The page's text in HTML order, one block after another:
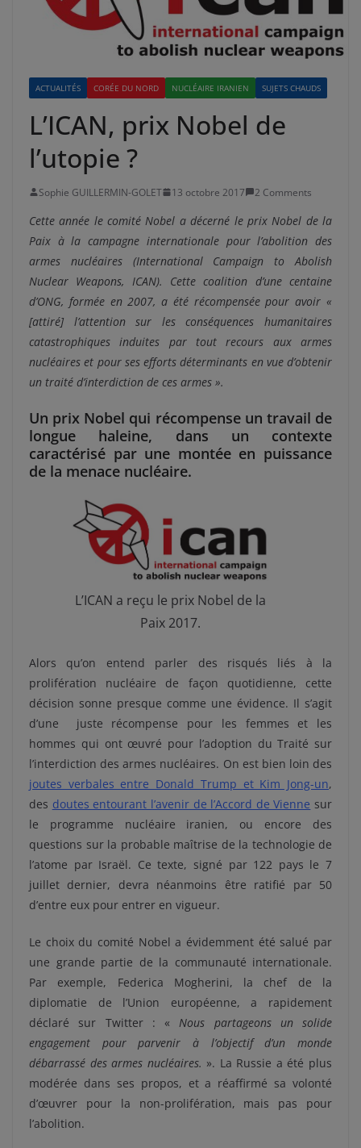
ACTUALITÉS CORÉE DU NORD NUCLÉAIRE IRANIEN SUJETS CHAUDS
L’ICAN, prix Nobel de
l’utopie ?
Sophie GUILLERMIN-GOLET 13 octobre 2017 2 Comments
Cette année le comité Nobel a décerné le prix Nobel de la
Paix à la campagne internationale pour l’abolition des
armes nucléaires (International Campaign to Abolish
Nuclear Weapons, ICAN). Cette coalition d’une centaine
d’ONG, formée en 2007, a été récompensée pour avoir «
[attiré] l’attention sur les conséquences humanitaires
catastrophiques induites par tout recours aux armes
nucléaires et pour ses efforts déterminants en vue d’obtenir
un traité d’interdiction de ces armes ».
Un prix Nobel qui récompense un travail de
longue haleine, dans un contexte
caractérisé par une montée en puissance
de la menace nucléaire.
L’ICAN a reçu le prix Nobel de la
Paix 2017.
Alors qu’on entend parler des risqués liés à la
prolifération nucléaire de façon quotidienne, cette
décision sonne presque comme une évidence. Il s’agit
d’une juste récompense pour les femmes et les
hommes qui ont œuvré pour l’adoption du Traité sur
l’interdiction des armes nucléaires. On est bien loin des
joutes verbales entre Donald Trump et Kim Jong-un,
des doutes entourant l’avenir de l’Accord de Vienne sur
le programme nucléaire iranien, ou encore des
questions sur la probable maîtrise de la technologie de
l’atome par Israël. Ce texte, signé par 122 pays le 7
juillet dernier, devra néanmoins être ratifié par 50
d’entre eux pour entrer en vigueur.
Le choix du comité Nobel a évidemment été salué par
une grande partie de la communauté internationale.
Par exemple, Federica Mogherini, la chef de la
diplomatie de l’Union européenne, a rapidement
déclaré sur Twitter : « Nous partageons un solide
engagement pour parvenir à l’objectif d’un monde
débarrassé des armes nucléaires. ». La Russie a été plus
modérée dans ses propos, et a réaffirmé sa volonté
d’œuvrer pour la non-prolifération, mais pas pour
l’abolition.